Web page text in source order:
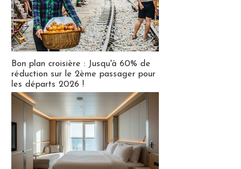
Bon plan croisière : Jusqu'à 60% de
réduction sur le 2ème passager pour
les départs 2026 !